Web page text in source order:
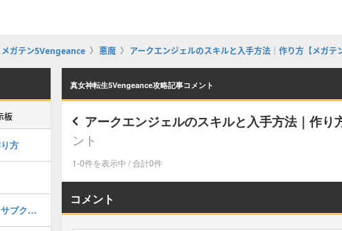
ガテン5Vengeance 悪魔 アークエンジェルのスキルと入手方法｜作り方【メガテ
真女神転生5Vengeance攻略記事コメント
アークエンジェルのスキルと入手方法｜作り
ント
1-0件を表示中 / 合計0件
コメント
板
方
ラーの継承の受注場所と攻略｜サブクエスト